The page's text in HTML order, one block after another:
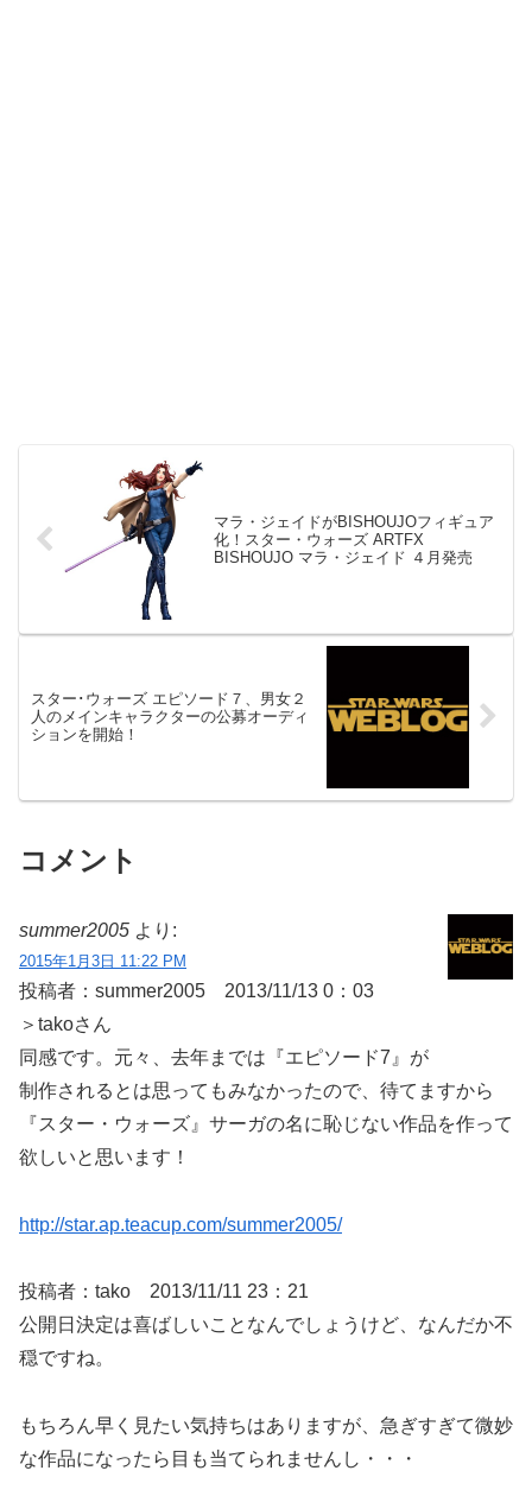
マラ・ジェイドがBISHOUJOフィギュア
化！スター・ウォーズ ARTFX
BISHOUJO マラ・ジェイド ４月発売
スター･ウォーズ エピソード７、男女２
人のメインキャラクターの公募オーディ
ションを開始！
コメント
summer2005 より:
2015年1月3日 11:22 PM
投稿者：summer2005 2013/11/13 0：03
＞takoさん
同感です。元々、去年までは『エピソード7』が
制作されるとは思ってもみなかったので、待てますから
『スター・ウォーズ』サーガの名に恥じない作品を作って
欲しいと思います！
http://star.ap.teacup.com/summer2005/
投稿者：tako 2013/11/11 23：21
公開日決定は喜ばしいことなんでしょうけど、なんだか不
穏ですね。
もちろん早く見たい気持ちはありますが、急ぎすぎて微妙
な作品になったら目も当てられませんし・・・